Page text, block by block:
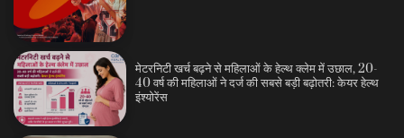
मेटरनिटी खर्च बढ़ने से महिलाओं के हेल्थ क्लेम में उछाल, 20-
40 वर्ष की महिलाओं ने दर्ज की सबसे बड़ी बढ़ोतरी: केयर हेल्थ
इंश्योरेंस